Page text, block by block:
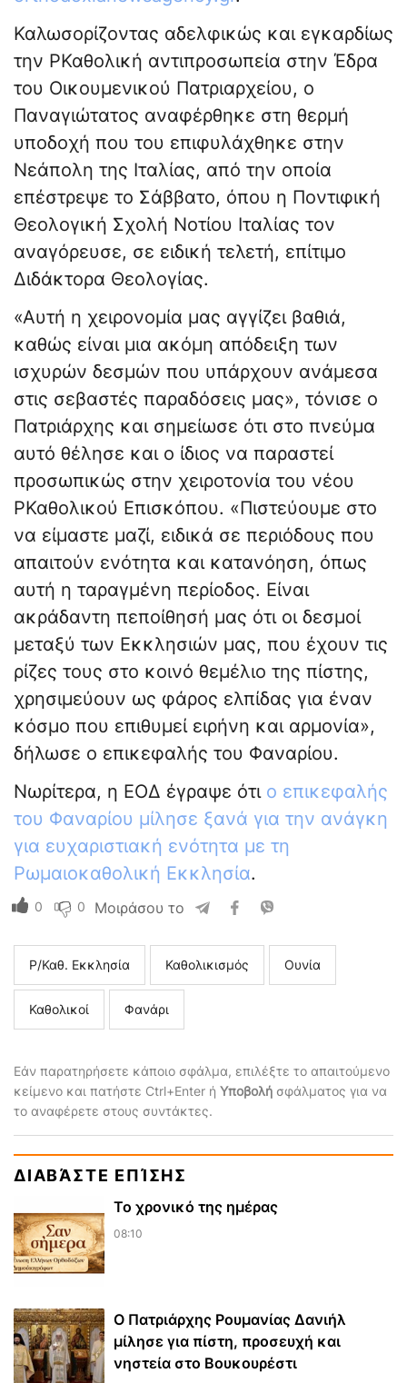
Καλωσορίζοντας αδελφικώς και εγκαρδίως
την ΡΚαθολική αντιπροσωπεία στην Έδρα
του Οικουμενικού Πατριαρχείου, ο
Παναγιώτατος αναφέρθηκε στη θερμή
υποδοχή που του επιφυλάχθηκε στην
Νεάπολη της Ιταλίας, από την οποία
επέστρεψε το Σάββατο, όπου η Ποντιφική
Θεολογική Σχολή Νοτίου Ιταλίας τον
αναγόρευσε, σε ειδική τελετή, επίτιμο
Διδάκτορα Θεολογίας.
«Αυτή η χειρονομία μας αγγίζει βαθιά,
καθώς είναι μια ακόμη απόδειξη των
ισχυρών δεσμών που υπάρχουν ανάμεσα
στις σεβαστές παραδόσεις μας», τόνισε ο
Πατριάρχης και σημείωσε ότι στο πνεύμα
αυτό θέλησε και ο ίδιος να παραστεί
προσωπικώς στην χειροτονία του νέου
ΡΚαθολικού Επισκόπου. «Πιστεύουμε στο
να είμαστε μαζί, ειδικά σε περιόδους που
απαιτούν ενότητα και κατανόηση, όπως
αυτή η ταραγμένη περίοδος. Είναι
ακράδαντη πεποίθησή μας ότι οι δεσμοί
μεταξύ των Εκκλησιών μας, που έχουν τις
ρίζες τους στο κοινό θεμέλιο της πίστης,
χρησιμεύουν ως φάρος ελπίδας για έναν
κόσμο που επιθυμεί ειρήνη και αρμονία»,
δήλωσε ο επικεφαλής του Φαναρίου.
Νωρίτερα, η ΕΟΔ έγραψε ότι ο επικεφαλής
του Φαναρίου μίλησε ξανά για την ανάγκη
για ευχαριστιακή ενότητα με τη
Ρωμαιοκαθολική Εκκλησία.
0 0 Μοιράσου το
Ρ/Καθ. Εκκλησία Καθολικισμός Ουνία
Καθολικοί Φανάρι
Εάν παρατηρήσετε κάποιο σφάλμα, επιλέξτε το απαιτούμενο
κείμενο και πατήστε Ctrl+Enter ή Υποβολή σφάλματος για να
το αναφέρετε στους συντάκτες.
ΔΙΑΒΆΣΤΕ ΕΠΊΣΗΣ
Το χρονικό της ημέρας
08:10
Ο Πατριάρχης Ρουμανίας Δανιήλ
μίλησε για πίστη, προσευχή και
νηστεία στο Βουκουρέστι